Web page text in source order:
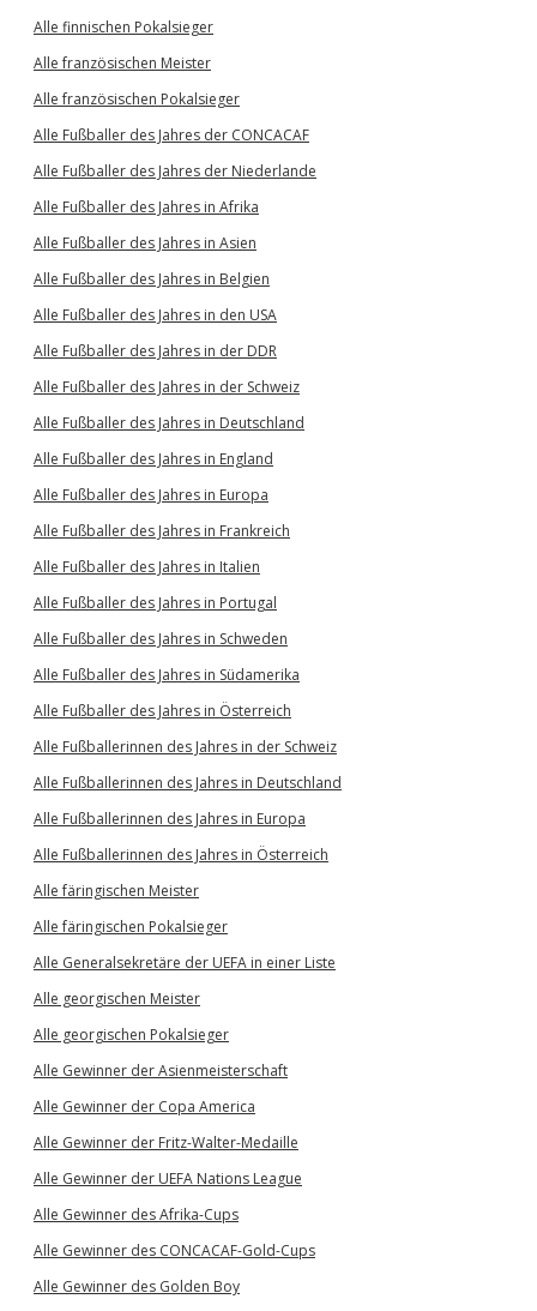
Alle finnischen Pokalsieger
Alle französischen Meister
Alle französischen Pokalsieger
Alle Fußballer des Jahres der CONCACAF
Alle Fußballer des Jahres der Niederlande
Alle Fußballer des Jahres in Afrika
Alle Fußballer des Jahres in Asien
Alle Fußballer des Jahres in Belgien
Alle Fußballer des Jahres in den USA
Alle Fußballer des Jahres in der DDR
Alle Fußballer des Jahres in der Schweiz
Alle Fußballer des Jahres in Deutschland
Alle Fußballer des Jahres in England
Alle Fußballer des Jahres in Europa
Alle Fußballer des Jahres in Frankreich
Alle Fußballer des Jahres in Italien
Alle Fußballer des Jahres in Portugal
Alle Fußballer des Jahres in Schweden
Alle Fußballer des Jahres in Südamerika
Alle Fußballer des Jahres in Österreich
Alle Fußballerinnen des Jahres in der Schweiz
Alle Fußballerinnen des Jahres in Deutschland
Alle Fußballerinnen des Jahres in Europa
Alle Fußballerinnen des Jahres in Österreich
Alle färingischen Meister
Alle färingischen Pokalsieger
Alle Generalsekretäre der UEFA in einer Liste
Alle georgischen Meister
Alle georgischen Pokalsieger
Alle Gewinner der Asienmeisterschaft
Alle Gewinner der Copa America
Alle Gewinner der Fritz-Walter-Medaille
Alle Gewinner der UEFA Nations League
Alle Gewinner des Afrika-Cups
Alle Gewinner des CONCACAF-Gold-Cups
Alle Gewinner des Golden Boy